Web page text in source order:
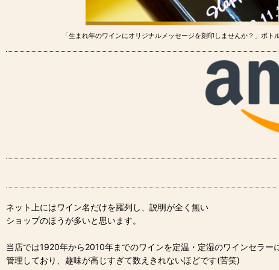
「生まれ年のワインにオリジナルメッセージを刻印しませんか？」ボト
ネット上にはワイン名だけを羅列し、説明が全く無い
ショップのほうが多いと思います。
当店では1920年から2010年までのワインを定温・定湿のワインセラー
管理しており、趣味が高じすぎて数えきれないほどです(苦笑)